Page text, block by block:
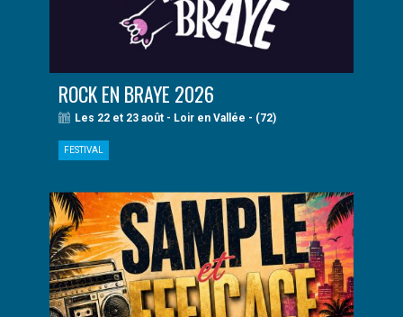
ROCK EN BRAYE 2026
Les 22 et 23 août - Loir en Vallée - (72)
FESTIVAL